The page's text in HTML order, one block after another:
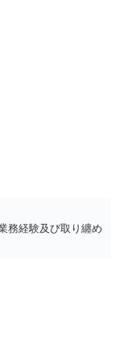
務経験及び取り纏め